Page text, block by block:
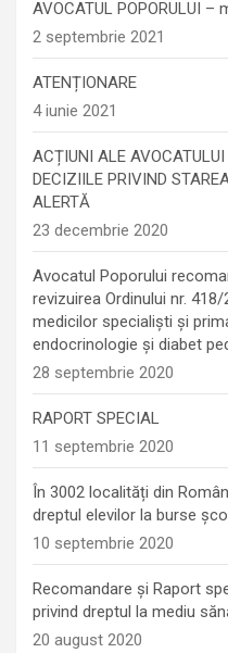
AVOCATUL POPORULUI –
2 septembrie 2021
ATENȚIONARE
4 iunie 2021
ACȚIUNI ALE AVOCATULUI
DECIZIILE PRIVIND
ALERTĂ
23 decembrie 2020
Avocatul Poporului
revizuirea Ordinului nr.
medicilor specialiști și
endocrinologie şi diabet
28 septembrie 2020
RAPORT SPECIAL
11 septembrie 2020
În 3002 localități din
dreptul elevilor la burse
10 septembrie 2020
Recomandare și Raport
privind dreptul la mediu
20 august 2020